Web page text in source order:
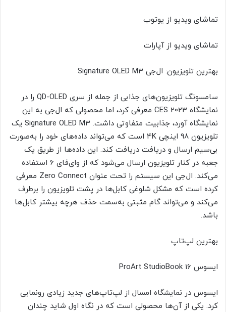
تماشای ویدیو از یوتوب
تماشای ویدیو از آپارات
بهترین تلویزیون: ال‌جی Signature OLED M3
سامسونگ تلویزیون‌های جذابی از جمله از سری QD-OLED را در
نمایشگاه CES 2023 معرفی کرد، اما محصولی که ال‌جی به این
نمایشگاه آورد، جذابیت متفاوتی داشت. Signature OLED M3 یک
تلویزیون 98 اینچی 4K است که می‌تواند داده‌های خود را به‌صورت
بی‌سیم ارسال و دریافت دریافت کند. این داده‌ها از طریق یک
جعبه در کنار تلویزیون ارسال می‌شود که از وای‌فای 6 استفاده
می‌کند. ال‌جی این سیستم را تحت عنوان Zero Connect معرفی
کرده است که مشکل شلوغی کابل‌ها در پشت تلویزیون را برطرف
می‌کند و می‌تواند گام مثبتی به‌سمت حذف هرچه بیشتر کابل‌ها
باشد.
بهترین لپ‌تاپ
ایسوس ProArt StudioBook 16
ایسوس در نمایشگاه امسال از لپ‌تاپ‌های جدید زیادی رونمایی
کرد. یکی از آن‌ها محصولی است که در نگاه اول شاید چندان